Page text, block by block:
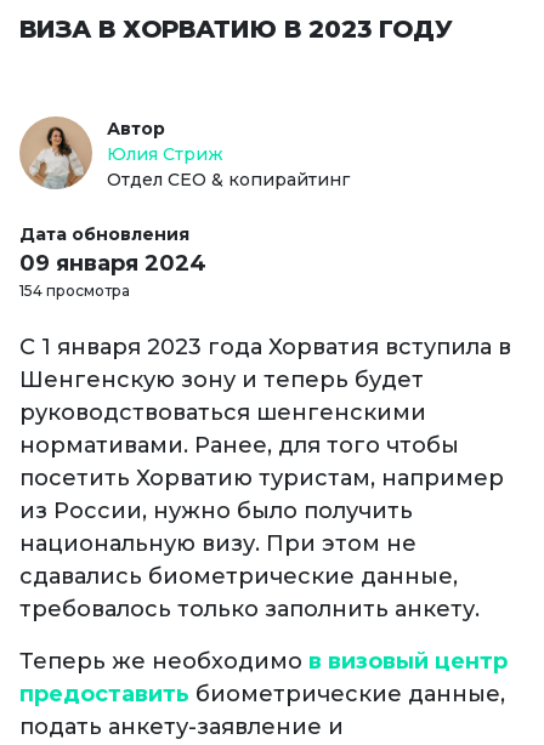
ВИЗА В ХОРВАТИЮ В 2023 ГОДУ
Автор
Юлия Стриж
Отдел СЕО & копирайтинг
Дата обновления
09 января 2024
154 просмотра
С 1 января 2023 года Хорватия вступила в
Шенгенскую зону и теперь будет
руководствоваться шенгенскими
нормативами. Ранее, для того чтобы
посетить Хорватию туристам, например
из России, нужно было получить
национальную визу. При этом не
сдавались биометрические данные,
требовалось только заполнить анкету.
Теперь же необходимо в визовый центр
предоставить биометрические данные,
подать анкету-заявление и